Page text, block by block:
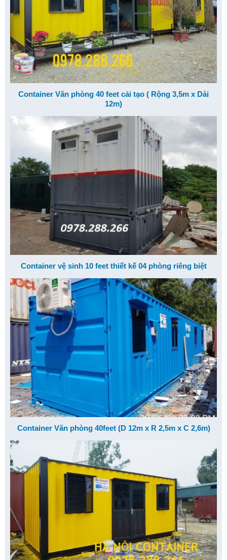
Container Văn phòng 40 feet cải tạo ( Rộng 3,5m x Dài
12m)
Container vệ sinh 10 feet thiết kế 04 phòng riêng biệt
Container Văn phòng 40feet (D 12m x R 2,5m x C 2,6m)